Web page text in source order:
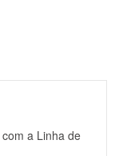
com a Linha de